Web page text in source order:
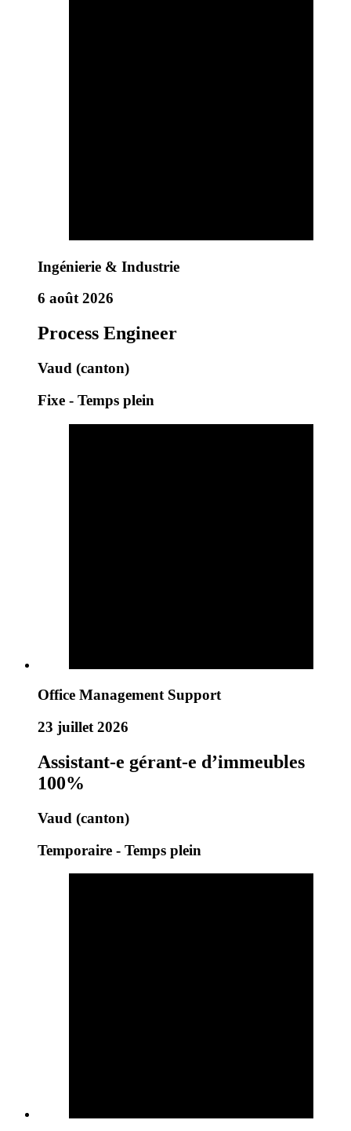
Ingénierie & Industrie
6 août 2026
Process Engineer
Vaud (canton)
Fixe - Temps plein
Office Management Support
23 juillet 2026
Assistant-e gérant-e d’immeubles
100%
Vaud (canton)
Temporaire - Temps plein